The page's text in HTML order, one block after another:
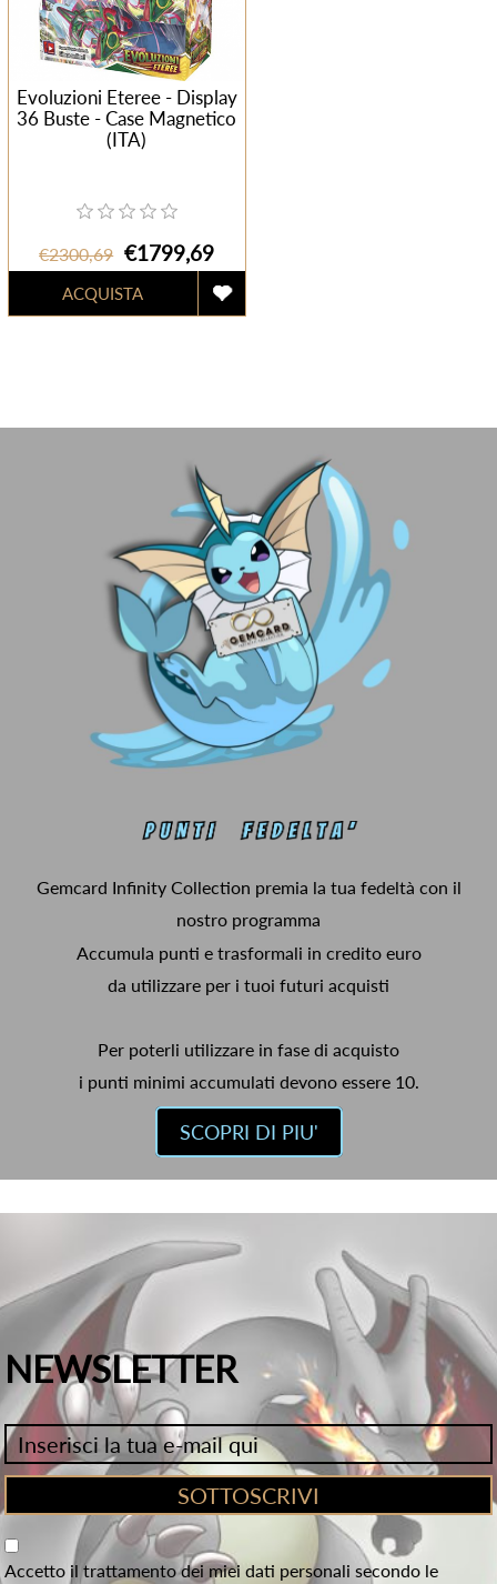
Evoluzioni Eteree - Display
36 Buste - Case Magnetico
(ITA)
€2300,69 €1799,69
Gemcard Infinity Collection premia la tua fedeltà con il
nostro programma
Accumula punti e trasformali in credito euro
da utilizzare per i tuoi futuri acquisti
Per poterli utilizzare in fase di acquisto
i punti minimi accumulati devono essere 10.
SCOPRI DI PIU'
NEWSLETTER
Accetto il trattamento dei miei dati personali secondo le